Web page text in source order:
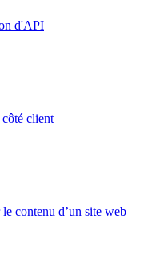
d'API
côté client
contenu d’un site web